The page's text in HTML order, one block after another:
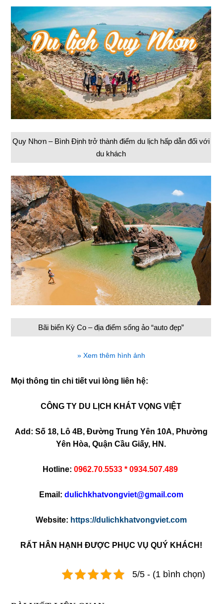
Quy Nhơn – Bình Định trở thành điểm du lịch hấp dẫn đối với
du khách
Bãi biển Kỳ Co – địa điểm sống ảo “auto đẹp”
» Xem thêm hình ảnh
Mọi thông tin chi tiết vui lòng liên hệ:
CÔNG TY DU LỊCH KHÁT VỌNG VIỆT
Add: Số 18, Lô 4B, Đường Trung Yên 10A, Phường
Yên Hòa, Quận Cầu Giấy, HN.
Hotline: 0962.70.5533 * 0934.507.489
Email: dulichkhatvongviet@gmail.com
Website: https://dulichkhatvongviet.com
RẤT HÂN HẠNH ĐƯỢC PHỤC VỤ QUÝ KHÁCH!
5/5 - (1 bình chọn)